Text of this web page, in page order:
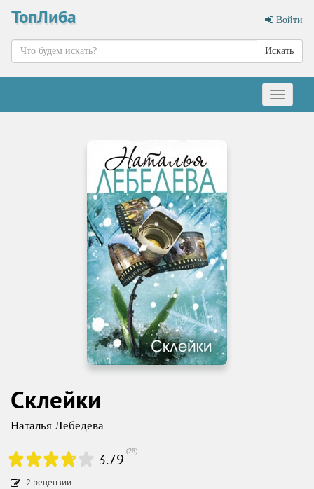
ТопЛиба Войти
Искать
Меню
Склейки
Наталья Лебедева
3.79 (28)
2 рецензии